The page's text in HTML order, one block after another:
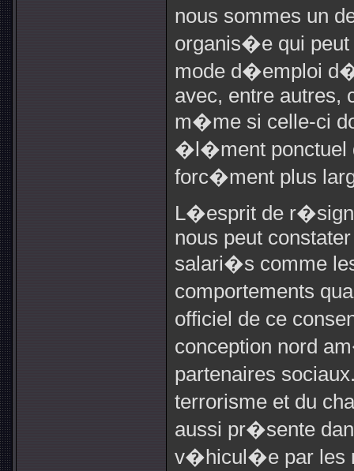
nous sommes un
organis�e qui
mode d�emploi
avec, entre autres,
m�me si celle-ci
�l�ment ponctuel
forc�ment plus
L�esprit de
nous peut
salari�s comme
comportements
officiel de ce
conception nord
partenaires
terrorisme et du
aussi pr�sente
v�hicul�e par les